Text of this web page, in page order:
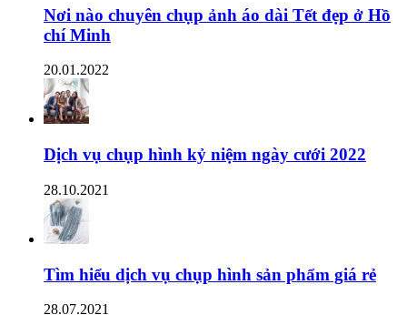
Nơi nào chuyên chụp ảnh áo dài Tết đẹp ở Hồ
chí Minh
20.01.2022
Dịch vụ chụp hình kỷ niệm ngày cưới 2022
28.10.2021
Tìm hiểu dịch vụ chụp hình sản phẩm giá rẻ
28.07.2021